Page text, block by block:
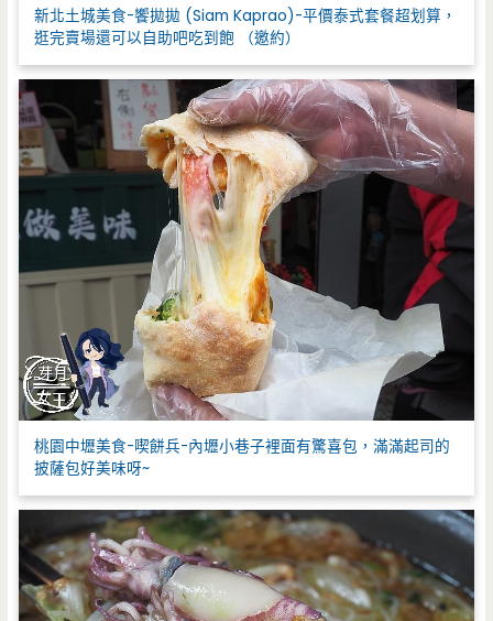
新北土城美食-饗拋拋 (Siam Kaprao)-平價泰式套餐超划算，
逛完賣場還可以自助吧吃到飽 （邀約）
桃園中壢美食-喫餅兵-內壢小巷子裡面有驚喜包，滿滿起司的
披薩包好美味呀~